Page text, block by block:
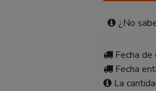
¿No
Fecha
Fecha
La